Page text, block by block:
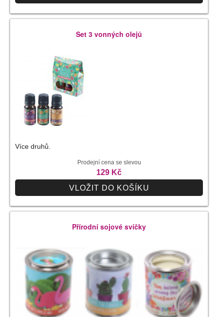
Set 3 vonných olejů
Více druhů.
Prodejní cena se slevou
129 Kč
VLOŽIT DO KOŠÍKU
Přírodní sojové svíčky